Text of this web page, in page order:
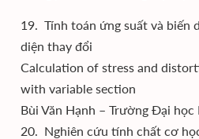
19. Tính toán ứng suất và biến
diện thay đổi
Calculation of stress and
with variable section
Bùi Văn Hạnh – Trường Đại học
20. Nghiên cứu tính chất cơ